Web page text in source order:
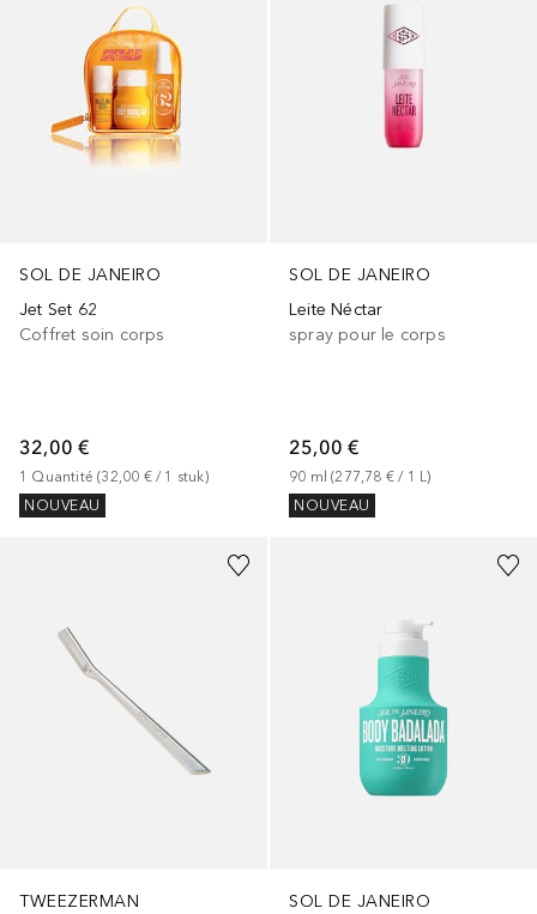
SOL DE JANEIRO
Jet Set 62
Coffret soin corps
32,00 €
1 Quantité (32,00 € / 1 stuk)
NOUVEAU
SOL DE JANEIRO
Leite Néctar
spray pour le corps
25,00 €
90 ml (277,78 € / 1 L)
NOUVEAU
TWEEZERMAN
SOL DE JANEIRO